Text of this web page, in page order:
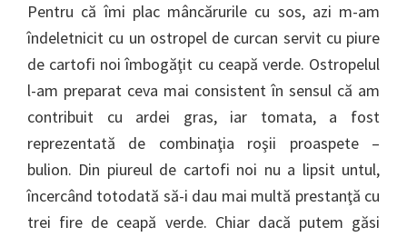
Pentru că îmi plac mâncărurile cu sos, azi m-am
îndeletnicit cu un ostropel de curcan servit cu piure
de cartofi noi îmbogăţit cu ceapă verde. Ostropelul
l-am preparat ceva mai consistent în sensul că am
contribuit cu ardei gras, iar tomata, a fost
reprezentată de combinaţia roşii proaspete –
bulion. Din piureul de cartofi noi nu a lipsit untul,
încercând totodată să-i dau mai multă prestanţă cu
trei fire de ceapă verde. Chiar dacă putem găsi